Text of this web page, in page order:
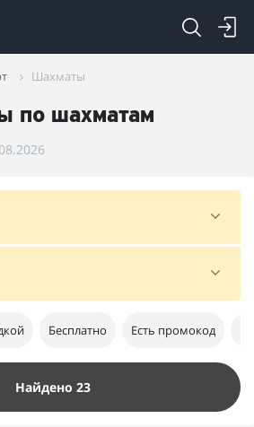
Шахматы
по шахматам
Бесплатно Есть промокод
Найдено 23